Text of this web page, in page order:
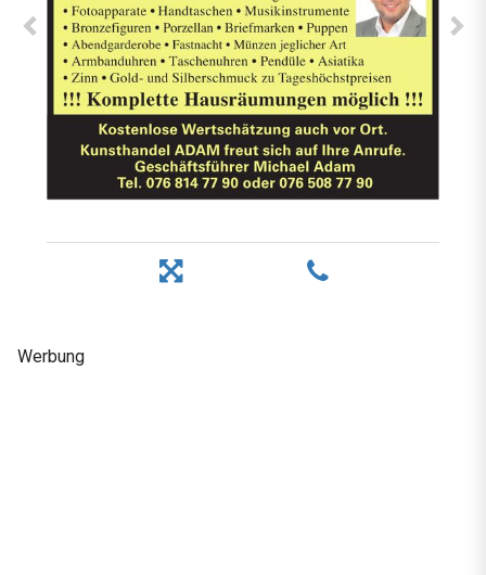
Werbung